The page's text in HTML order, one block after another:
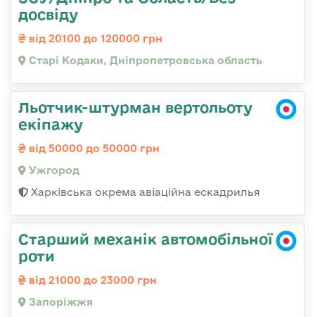
досвіду
від 20100 до 120000 грн
Старі Кодаки, Дніпропетровська область
Льотчик-штурман вертольоту
екіпажу
від 50000 до 50000 грн
Ужгород
Харківська окрема авіаційна ескадрилья
Старший механік автомобільної
роти
від 21000 до 23000 грн
Запоріжжя